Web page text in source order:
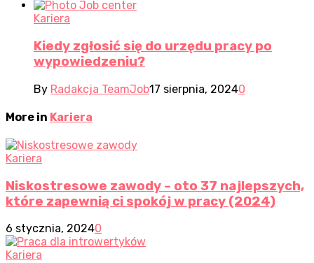
Kariera
Kiedy zgłosić się do urzędu pracy po
wypowiedzeniu?
By Radakcja TeamJob17 sierpnia, 20240
More in Kariera
Kariera
Niskostresowe zawody – oto 37 najlepszych,
które zapewnią ci spokój w pracy (2024)
6 stycznia, 20240
Kariera